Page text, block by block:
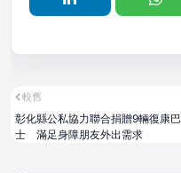
較舊
彰化縣公私協力聯合捐贈9輛復康巴
士 滿足身障朋友外出需求